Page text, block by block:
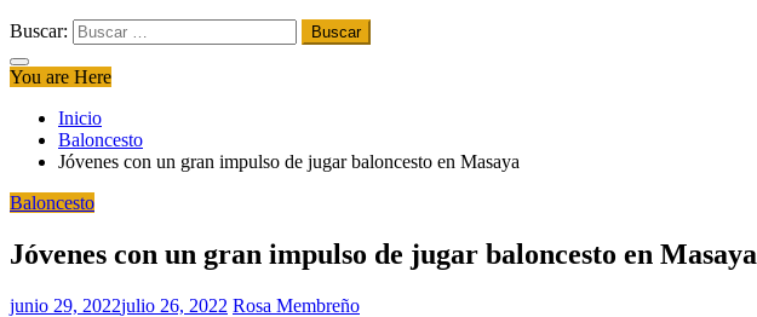
Buscar:
You are Here
Inicio
Baloncesto
Jóvenes con un gran impulso de jugar baloncesto en Masaya
Baloncesto
Jóvenes con un gran impulso de jugar baloncesto en Masaya
junio 29, 2022julio 26, 2022 Rosa Membreño